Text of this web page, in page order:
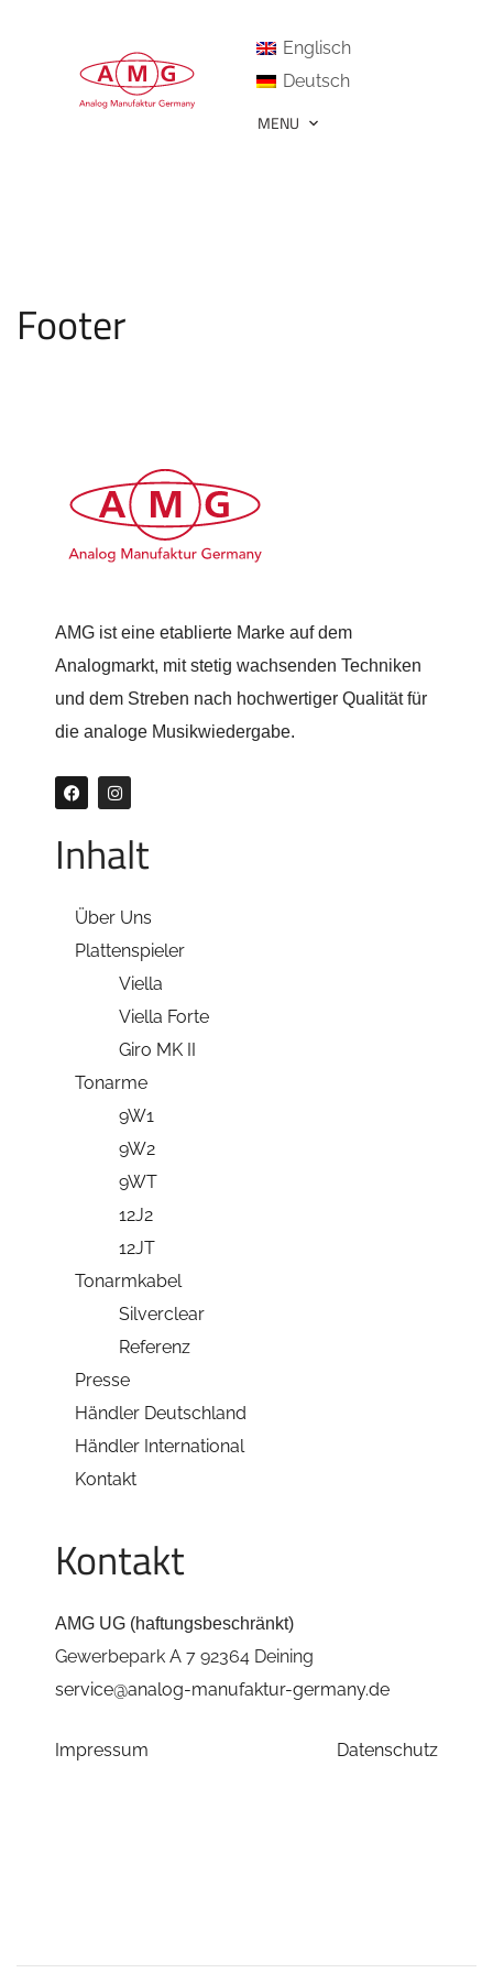
Englisch
Deutsch
MENU
Footer
AMG ist eine etablierte Marke auf dem
Analogmarkt, mit stetig wachsenden Techniken
und dem Streben nach hochwertiger Qualität für
die analoge Musikwiedergabe.
Inhalt
Über Uns
Plattenspieler
Viella
Viella Forte
Giro MK II
Tonarme
9W1
9W2
9WT
12J2
12JT
Tonarmkabel
Silverclear
Referenz
Presse
Händler Deutschland
Händler International
Kontakt
Kontakt
AMG UG (haftungsbeschränkt)
Gewerbepark A 7 92364 Deining
service@analog-manufaktur-germany.de
Impressum Datenschutz